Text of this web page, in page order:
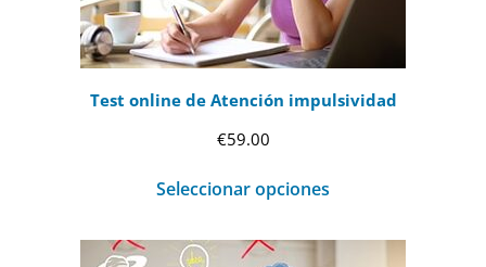
Test online de Atención impulsividad
€59.00
Seleccionar opciones